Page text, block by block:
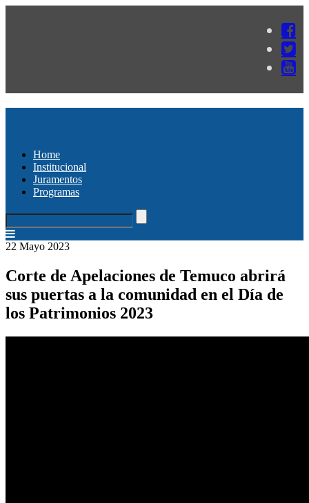
Home
Institucional
Juramentos
Programas
22 Mayo 2023
Corte de Apelaciones de Temuco abrirá
sus puertas a la comunidad en el Día de
los Patrimonios 2023